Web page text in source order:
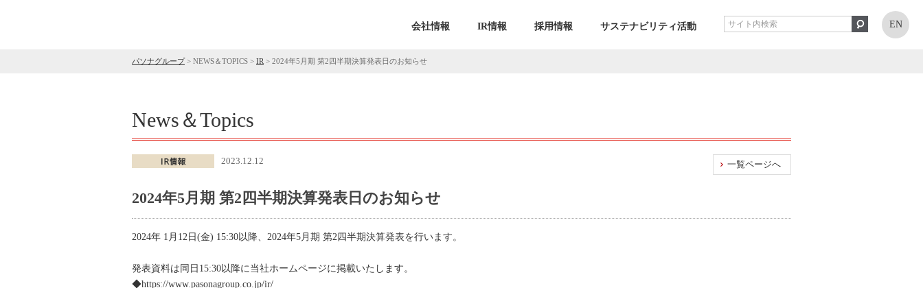
会社情報 IR情報 採用情報 サステナビリティ活動 EN
パソナグループ> NEWS＆TOPICS > IR > 2024年5月期 第2四半期決算発表日のお知らせ
News＆Topics
一覧ページへ
2023.12.12
2024年5月期 第2四半期決算発表日のお知らせ
2024年 1月12日(金) 15:30以降、2024年5月期 第2四半期決算発表を行います。
発表資料は同日15:30以降に当社ホームページに掲載いたします。
◆https://www.pasonagroup.co.jp/ir/